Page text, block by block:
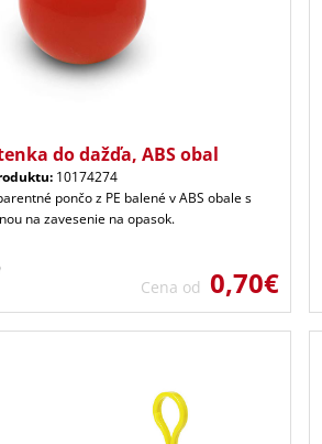
do dažďa, ABS obal
10174274
pončo z PE balené v ABS obale s
na zavesenie na opasok.
Cena od 0,70€